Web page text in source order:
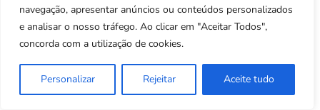
navegação, apresentar anúncios ou conteúdos personalizados
e analisar o nosso tráfego. Ao clicar em "Aceitar Todos",
concorda com a utilização de cookies.
Personalizar Rejeitar Aceite tudo